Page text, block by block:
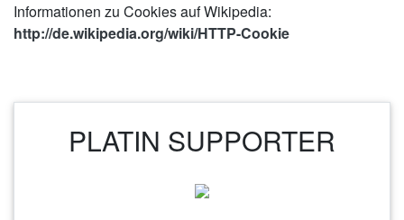
Informationen zu Cookies auf Wikipedia:
http://de.wikipedia.org/wiki/HTTP-Cookie
PLATIN SUPPORTER